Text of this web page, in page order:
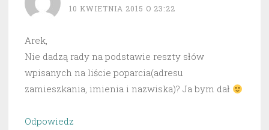
10 KWIETNIA 2015 O 23:22
Arek,
Nie dadzą rady na podstawie reszty słów
wpisanych na liście poparcia(adresu
zamieszkania, imienia i nazwiska)? Ja bym dał
Odpowiedz